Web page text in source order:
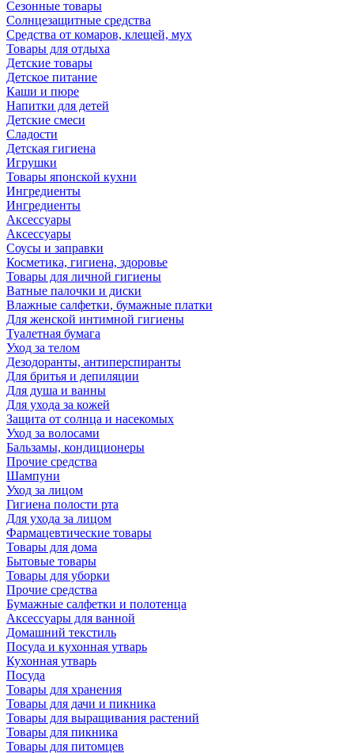
Сезонные товары
Солнцезащитные средства
Средства от комаров, клещей, мух
Товары для отдыха
Детские товары
Детское питание
Каши и пюре
Напитки для детей
Детские смеси
Сладости
Детская гигиена
Игрушки
Товары японской кухни
Ингредиенты
Ингредиенты
Аксессуары
Аксессуары
Соусы и заправки
Косметика, гигиена, здоровье
Товары для личной гигиены
Ватные палочки и диски
Влажные салфетки, бумажные платки
Для женской интимной гигиены
Туалетная бумага
Уход за телом
Дезодоранты, антиперспиранты
Для бритья и депиляции
Для душа и ванны
Для ухода за кожей
Защита от солнца и насекомых
Уход за волосами
Бальзамы, кондиционеры
Прочие средства
Шампуни
Уход за лицом
Гигиена полости рта
Для ухода за лицом
Фармацевтические товары
Товары для дома
Бытовые товары
Товары для уборки
Прочие средства
Бумажные салфетки и полотенца
Аксессуары для ванной
Домашний текстиль
Посуда и кухонная утварь
Кухонная утварь
Посуда
Товары для хранения
Товары для дачи и пикника
Товары для выращивания растений
Товары для пикника
Товары для питомцев